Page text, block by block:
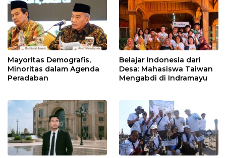
Mayoritas Demografis,
Minoritas dalam Agenda
Peradaban
Belajar Indonesia dari
Desa: Mahasiswa Taiwan
Mengabdi di Indramayu